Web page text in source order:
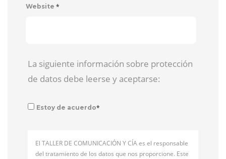
Website *
La siguiente información sobre protección
de datos debe leerse y aceptarse:
Estoy de acuerdo*
El TALLER DE COMUNICACIÓN Y CÍA es el responsable
del tratamiento de los datos que nos proporcione. Este